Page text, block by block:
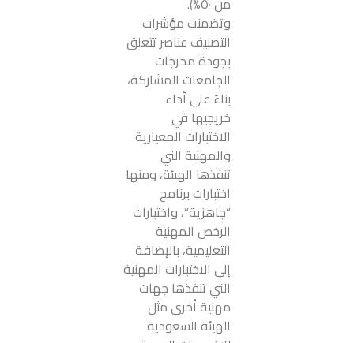
وتضمنت مؤشرات
التصنيف عناصر تتعلق
بجودة مخرجات
الجامعات المشاركة،
بناءً على أداء
خريجيها في
الاختبارات المعيارية
والمهنية التي
تنفذها الهيئة، ومنها
اختبارات برنامج
“جاهزية”، واختبارات
الرخص المهنية
التعليمية، بالإضافة
إلى الاختبارات المهنية
التي تنفذها جهات
مهنية أخرى مثل
الهيئة السعودية